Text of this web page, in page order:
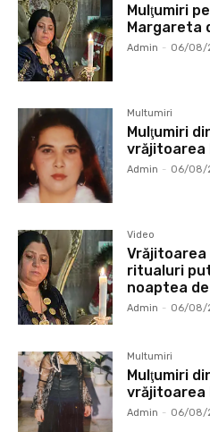
Mulţumiri
Margareta
Admin - 06/08/
Multumiri
Mulţumiri
vrăjitoarea
Admin - 06/08/
Video
ritualuri
noaptea
Admin - 06/08/
Multumiri
Mulţumiri
vrăjitoarea
Admin - 06/08/